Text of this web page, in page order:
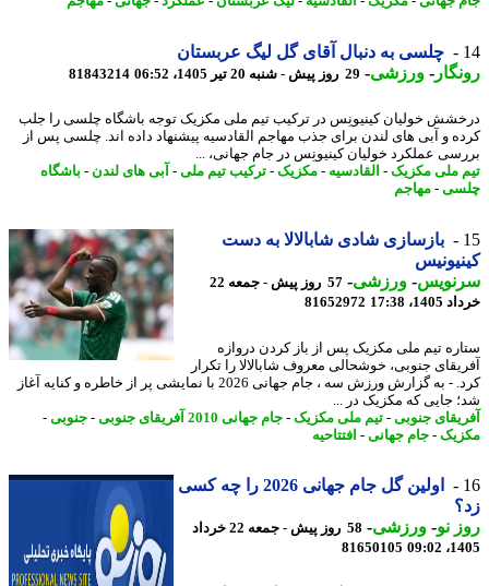
چلسی به دنبال آقای گل لیگ عربستان
-ورزشی-29 روز پیش - شنبه 20 تیر 1405، 06:52 81843214
خولیان کینیونِس در ترکیب تیم ملی مکزیک توجه باشگاه چلسی را جلب
و آبی های لندن برای جذب مهاجم القادسیه پیشنهاد داده اند. چلسی پس از
عملکرد خولیان کینیونِس در جام جهانی، ...
ملی مکزیک-القادسیه-مکزیک-ترکیب تیم ملی -آبی های لندن-باشگاه
-مهاجم
بازسازی شادی شابالالا به دست
-ورزشی-
57 روز پیش - جمعه 22
17:38
81652972
تیم ملی مکزیک پس از باز کردن دروازه
جنوبی، خوشحالی معروف شابالالا را تکرار
کرد. - به گزارش ورزش سه ، جام جهانی 2026 با نمایشی پر از خاطره و کنایه آغاز
جایی که مکزیک در ...
جنوبی-تیم ملی مکزیک-جام جهانی 2010 آفریقای جنوبی -جنوبی-
-جام جهانی-افتتاحیه
اولین گل جام جهانی 2026 را چه کسی
نو- ورزشی-
58 روز پیش - جمعه 22 خرداد
81650105